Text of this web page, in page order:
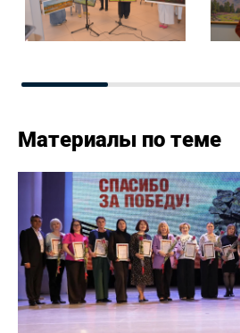
Материалы по теме